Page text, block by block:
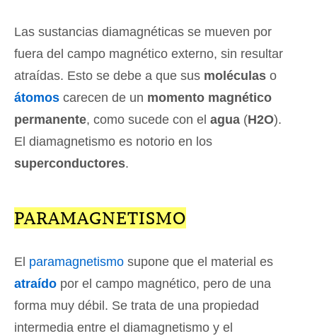
Las sustancias diamagnéticas se mueven por
fuera del campo magnético externo, sin resultar
atraídas. Esto se debe a que sus moléculas o
átomos carecen de un momento magnético
permanente, como sucede con el agua (H2O).
El diamagnetismo es notorio en los
superconductores.
PARAMAGNETISMO
El paramagnetismo supone que el material es
atraído por el campo magnético, pero de una
forma muy débil. Se trata de una propiedad
intermedia entre el diamagnetismo y el